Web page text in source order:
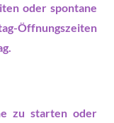
oder spontane
Öffnungszeiten
.
zu starten oder